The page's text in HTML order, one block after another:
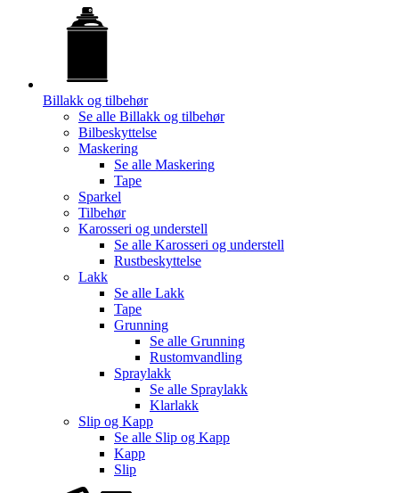
Billakk og tilbehør
Se alle Billakk og tilbehør
Bilbeskyttelse
Maskering
Se alle Maskering
Tape
Sparkel
Tilbehør
Karosseri og understell
Se alle Karosseri og understell
Rustbeskyttelse
Lakk
Se alle Lakk
Tape
Grunning
Se alle Grunning
Rustomvandling
Spraylakk
Se alle Spraylakk
Klarlakk
Slip og Kapp
Se alle Slip og Kapp
Kapp
Slip